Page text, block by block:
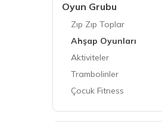
Oyun Grubu
Zıp Zıp Toplar
Ahşap Oyunları
Aktiviteler
Trambolinler
Çocuk Fitness